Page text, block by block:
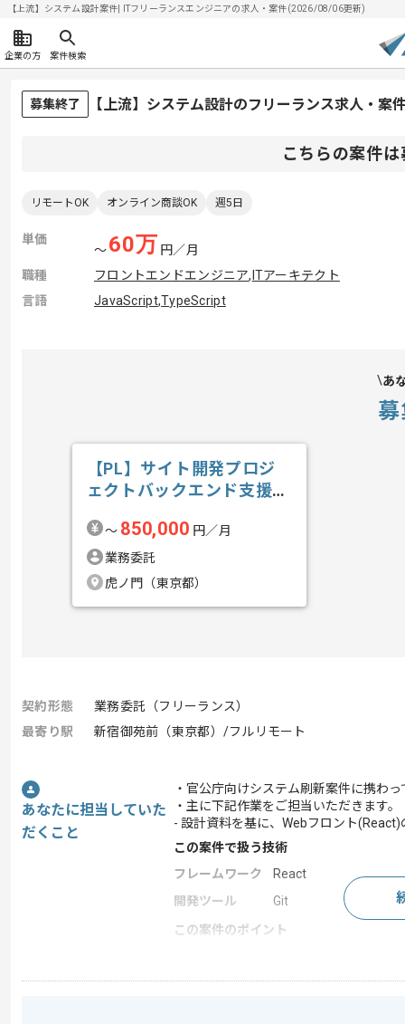
【上流】システム設計案件| ITフリーランスエンジニアの求人・案件(2026/08/06更新)
企業の方 案件検索
募集終了 【上流】システム設計のフリーランス求人・案
こちらの案件
リモートOK オンライン商談OK 週5日
単価
〜60万 円／月
職種
フロントエンドエンジニア, ITアーキテクト
言語
JavaScript,TypeScript
あ
【PL】サイト開発プロジ
ェクトバックエンド支援の
〜 850,000 円／月
業務委託
虎ノ門（東京都）
契約形態
業務委託（フリーランス）
最寄り駅
新宿御苑前（東京都）/フルリモート
あなたに担当していた
だくこと
・官公庁向けシステム刷新案件に携わ
・主に下記作業をご担当いただきます。
- 設計資料を基に、Webフロント(React)
この案件で扱う技術
フレームワーク
React
開発ツール
Git
この案件のポイント
業務内容
システム開発